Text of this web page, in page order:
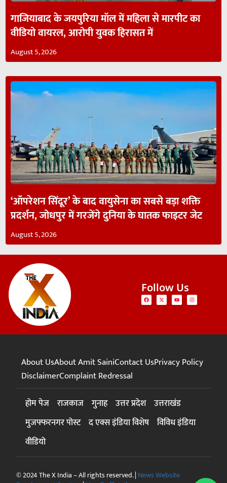
गाजियाबाद के जयपुरिया मॉल में महिला से मारपीट का
वीडियो वायरल, आरोपी युवक हिरासत में
August 5, 2026
‘ऑपरेशन सिंदूर’ के बाद वायुसेना का सबसे बड़ा शक्ति
प्रदर्शन, जोधपुर में गरजेंगे दुनिया के घातक फाइटर जेट
August 5, 2026
Follow Us
About UsAbout Amit SainiContact UsPrivacy Policy
DisclaimerComplaint Redressal
होम पेज राजकाज गुनाह उत्तर प्रदेश उत्तराखंड
मुजफ्फरनगर पोस्ट द एक्स इंडिया विशेष विविध इंडिया
वीडियो
© 2024 The X India – All rights reserved. | News Website